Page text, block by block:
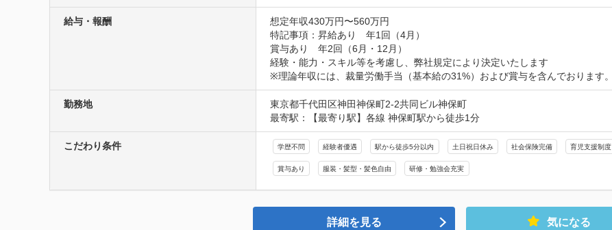
給与・報酬
想定年収430万円〜560万円
特記事項：昇給あり　年1回（4月）
賞与あり　年2回（6月・12月）
経験・能力・スキル等を考慮し、弊社規定により決定いたします
※理論年収には、裁量労働手当（基本給の31%）および賞与を含んでおります。
勤務地
東京都千代田区神田神保町2-2共同ビル神保町
最寄駅：【最寄り駅】各線 神保町駅から徒歩1分
こだわり条件 学歴不問 経験者優遇 駅から徒歩5分以内 土日祝日休み 社会保険完備 育児支援制度
賞与あり 服装・髪型・髪色自由 研修・勉強会充実
詳細を見る 気になる